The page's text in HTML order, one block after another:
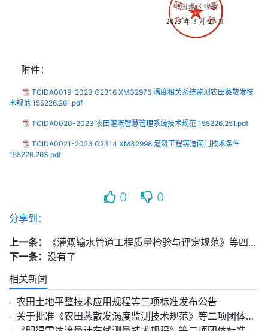
附件：
TCIDA0019-2023 G2316 XM32976 涡度相关系统监测农田蒸散发技
术规范 155226.261.pdf
TCIDA0020-2023 农田灌溉智慧管理系统技术规范 155226.251.pdf
TCIDA0021-2023 G2314 XM32998 灌溉工程铸造闸门技术条件
155226.263.pdf
0 0
分享到：
上一条：
《灌溉输水管道工程质量检验与评定规范》等四项团体标准发布公告
下一条： 没有了
相关新闻
农田土地平整技术应用规程等三项标准发布公告
关于批准《农田蒸散发涡度监测技术规范》等二项团体标准编制立项的通知